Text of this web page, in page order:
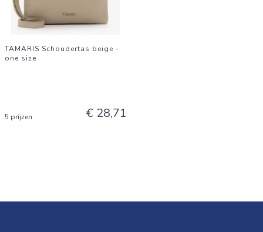
TAMARIS Schoudertas beige -
one size
5 prijzen € 28,71